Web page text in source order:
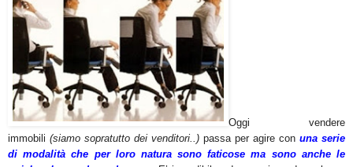
Oggi vendere
immobili (siamo sopratutto dei venditori..) passa per agire con una serie
di modalità che per loro natura sono faticose ma sono anche le